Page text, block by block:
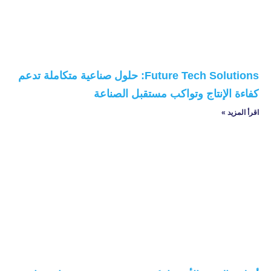
Future Tech Solutions: حلول صناعية متكاملة تدعم
كفاءة الإنتاج وتواكب مستقبل الصناعة
اقرأ المزيد »